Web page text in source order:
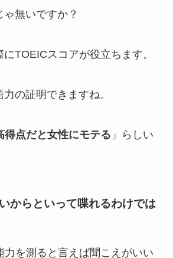
無いですか？
TOEICスコアが役立ちます。
の証明できますね。
得点だと女性にモテる 」らしい
からといって喋れるわけでは
力を測ると言えば聞こえがいい